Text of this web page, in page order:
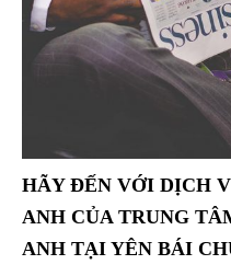
HÃY ĐẾN VỚI DỊCH
ANH CỦA TRUNG
ANH TẠI YÊN BÁI